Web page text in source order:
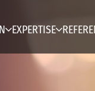
EXPERTISE